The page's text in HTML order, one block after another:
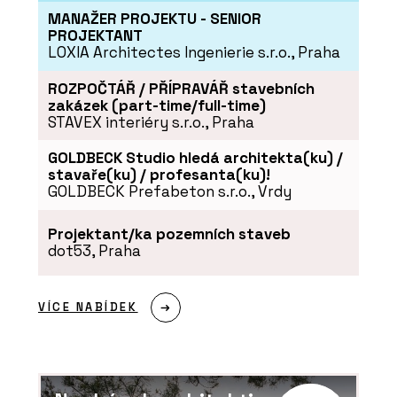
PRODUKTY
Posuvné dveře a bezobložková
pouzdra BELPORT - Dorsis
MANAŽER PROJEKTU - SENIOR
PROJEKTANT
LOXIA Architectes Ingenierie s.r.o., Praha
ROZPOČTÁŘ / PŘÍPRAVÁŘ stavebních
zakázek (part-time/full-time)
STAVEX interiéry s.r.o., Praha
GOLDBECK Studio hledá architekta(ku) /
stavaře(ku) / profesanta(ku)!
GOLDBECK Prefabeton s.r.o., Vrdy
Projektant/ka pozemních staveb
dot53, Praha
VÍCE NABÍDEK